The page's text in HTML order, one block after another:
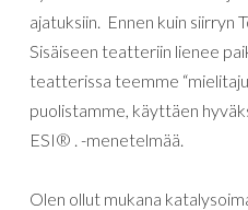
ajatuksiin. Ennen kuin siirryn
Sisäiseen teatteriin lienee
teatterissa teemme
puolistamme, käyttäen
ESI® . -menetelmää.
Olen ollut mukana